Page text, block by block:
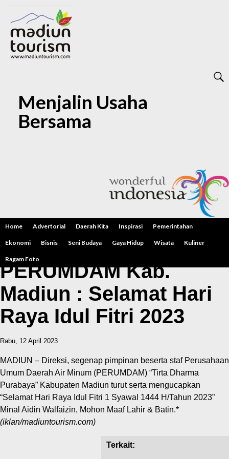
Menjalin Usaha
Bersama
Home Advertorial Daerah Kita Inspirasi Pemerintahan
Ekonomi Bisnis Seni Budaya Gaya Hidup Wisata Kuliner
Ragam Foto
PERUMDAM Kab.
Madiun : Selamat Hari
Raya Idul Fitri 2023
Rabu, 12 April 2023
MADIUN – Direksi, segenap pimpinan beserta staf Perusahaan
Umum Daerah Air Minum (PERUMDAM) “Tirta Dharma
Purabaya” Kabupaten Madiun turut serta mengucapkan
“Selamat Hari Raya Idul Fitri 1 Syawal 1444 H/Tahun 2023”
Minal Aidin Walfaizin, Mohon Maaf Lahir & Batin.*
(iklan/madiuntourism.com)
Terkait: